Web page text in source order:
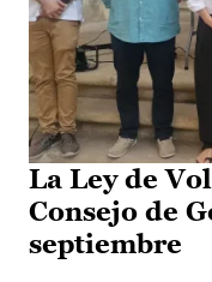
La Ley de
Consejo de
septiembre